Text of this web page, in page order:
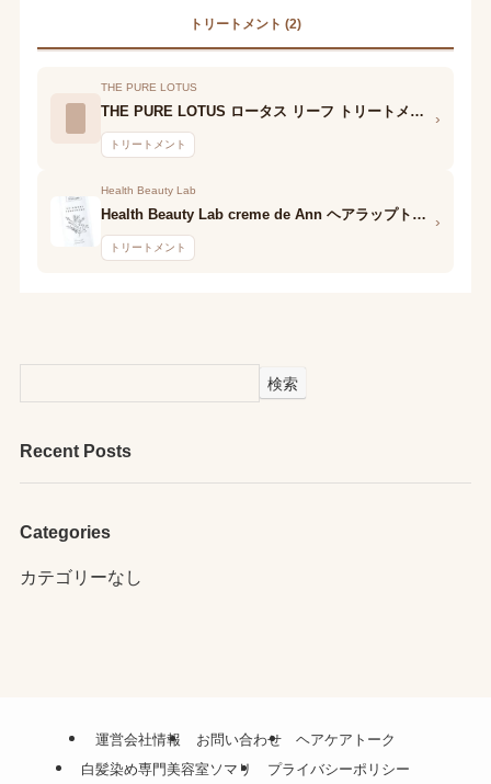
トリートメント (2)
THE PURE LOTUS
THE PURE LOTUS ロータス リーフ トリートメント
トリートメント
›
Health Beauty Lab
Health Beauty Lab creme de Ann ヘアラップトリートメント
トリートメント
›
検索
Recent Posts
Categories
カテゴリーなし
運営会社情報 お問い合わせ
ヘアケアトーク
白髪染め専門美容室ソマリ
プライバシーポリシー